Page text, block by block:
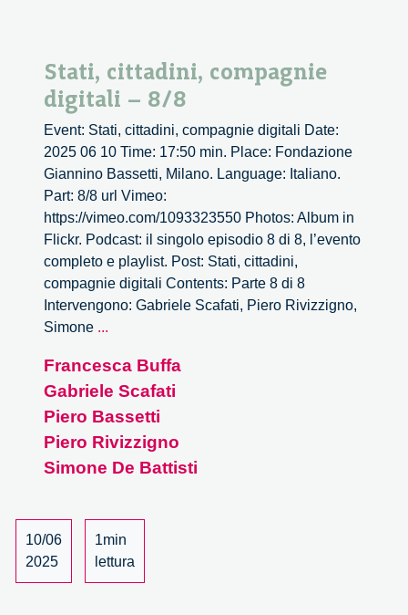
Stati, cittadini, compagnie
digitali – 8/8
Event: Stati, cittadini, compagnie digitali Date:
2025 06 10 Time: 17:50 min. Place: Fondazione
Giannino Bassetti, Milano. Language: Italiano.
Part: 8/8 url Vimeo:
https://vimeo.com/1093323550 Photos: Album in
Flickr. Podcast: il singolo episodio 8 di 8, l’evento
completo e playlist. Post: Stati, cittadini,
compagnie digitali Contents: Parte 8 di 8
Intervengono: Gabriele Scafati, Piero Rivizzigno,
Simone ...
compagnie
digitali
–
8/8
Francesca Buffa
Gabriele Scafati
Piero Bassetti
Piero Rivizzigno
Simone De Battisti
10/06
2025
1min
lettura